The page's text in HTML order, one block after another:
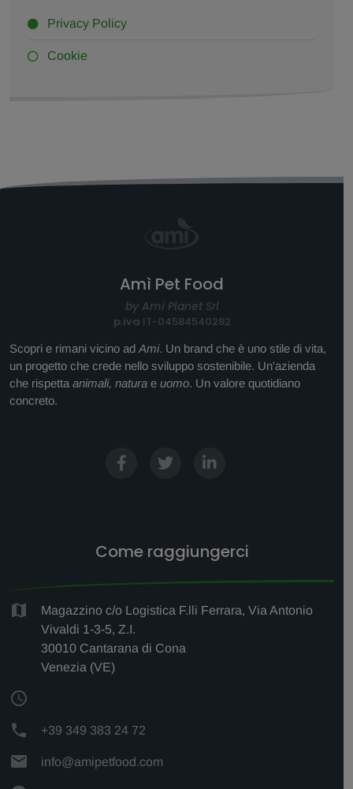
Privacy Policy
Cookie
Amì Pet Food
by Amì Planet Srl
p.iva IT-04584540282
Scopri e rimani vicino ad Ami. Un brand che è uno stile di vita,
un progetto che crede nello sviluppo sostenibile. Un'azienda
che rispetta animali, natura e uomo. Un valore quotidiano
concreto.
Come raggiungerci
Magazzino c/o Logistica F.lli Ferrara, Via Antonio
Vivaldi 1-3-5, Z.I.
30010 Cantarana di Cona
Venezia (VE)
+39 349 383 24 72
info@amipetfood.com